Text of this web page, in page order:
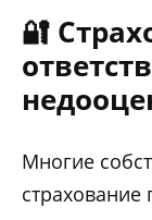
🔐
Многие
страхование